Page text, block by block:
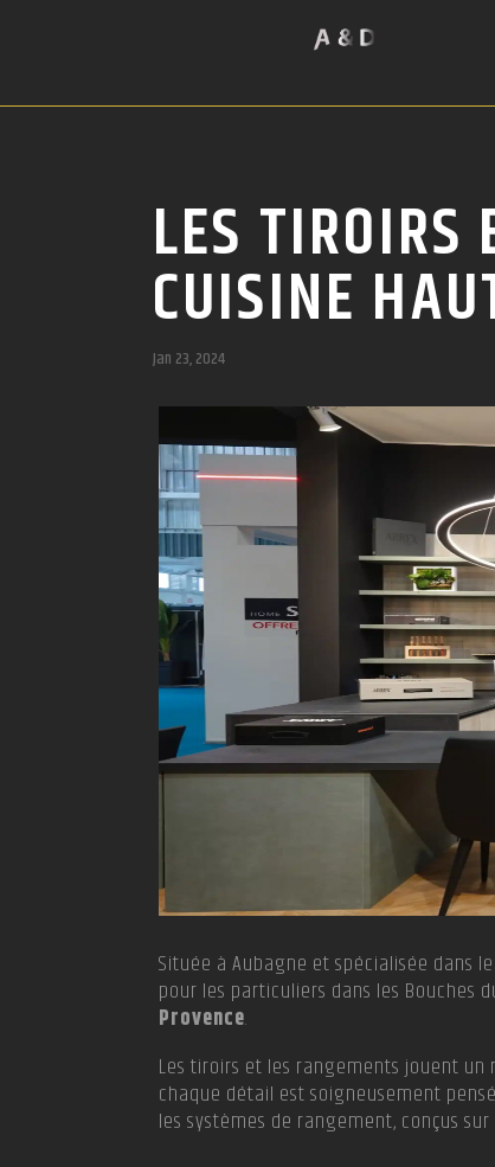
LES TIROIRS
CUISINE
Jan 23, 2024
Située à Aubagne et spécialisée dans le
pour les particuliers dans les Bouches
Provence.
Les tiroirs et les rangements jouent
chaque détail est soigneusement
les systèmes de rangement, conçus